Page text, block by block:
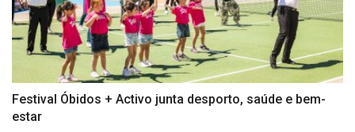
Festival Óbidos + Activo junta desporto, saúde e bem-
estar